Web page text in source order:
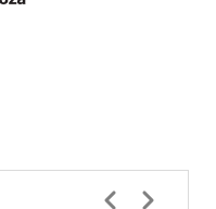
Paginación